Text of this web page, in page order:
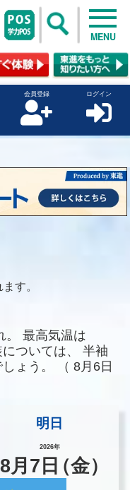
MENU
会員登録 ログイン
す。
最高気温は
ついては、
半袖
ょう。
（ 8月6日
明日
2026年
8月 7 日（金）